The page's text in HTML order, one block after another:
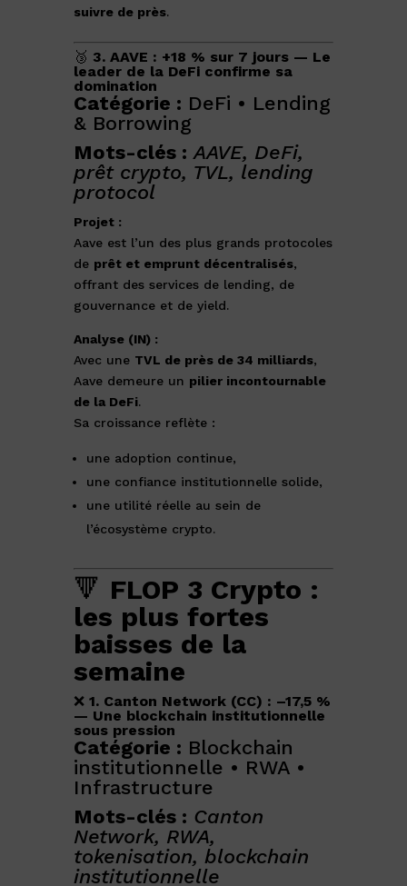
suivre de près.
🥉 3. AAVE : +18 % sur 7 jours — Le
leader de la DeFi confirme sa
domination
Catégorie : DeFi • Lending
& Borrowing
Mots-clés : AAVE, DeFi,
prêt crypto, TVL, lending
protocol
Projet :
Aave est l’un des plus grands protocoles
de prêt et emprunt décentralisés,
offrant des services de lending, de
gouvernance et de yield.
Analyse (IN) :
Avec une TVL de près de 34 milliards,
Aave demeure un pilier incontournable
de la DeFi.
Sa croissance reflète :
une adoption continue,
une confiance institutionnelle solide,
une utilité réelle au sein de
l’écosystème crypto.
🔻 FLOP 3 Crypto :
les plus fortes
baisses de la
semaine
❌ 1. Canton Network (CC) : –17,5 %
— Une blockchain institutionnelle
sous pression
Catégorie : Blockchain
institutionnelle • RWA •
Infrastructure
Mots-clés : Canton
Network, RWA,
tokenisation, blockchain
institutionnelle